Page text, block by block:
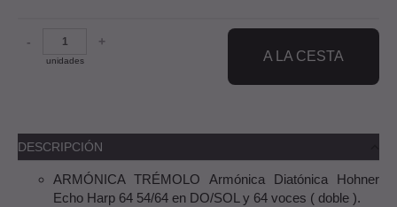
-
unidades
+
A LA CESTA
DESCRIPCIÓN
ARMÓNICA TRÉMOLO Armónica Diatónica Hohner
Echo Harp 64 54/64 en DO/SOL y 64 voces ( doble ).